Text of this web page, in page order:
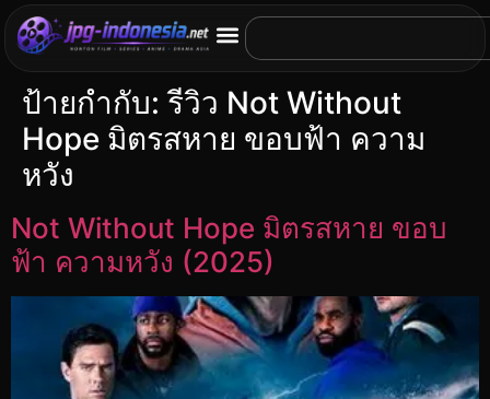
ป้ายกำกับ:รีวิว Not Without
Hope มิตรสหาย ขอบฟ้า ความ
หวัง
Not Without Hope มิตรสหาย ขอบ
ฟ้า ความหวัง (2025)